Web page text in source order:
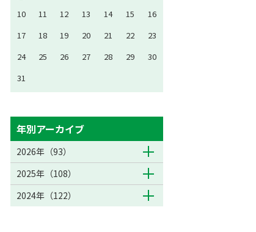
10
11 12 13 14 15
16
17
18 19 20 21 22
23
24
25 26 27 28 29
30
31
年別アーカイブ
2026年（93）
2025年（108）
2024年（122）